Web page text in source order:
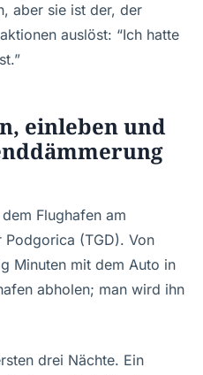
aber sie ist der, der
auslöst: “Ich hatte
einleben und
Flughafen am
(TGD). Von
Minuten mit dem Auto in
abholen; man wird ihn
drei Nächte. Ein